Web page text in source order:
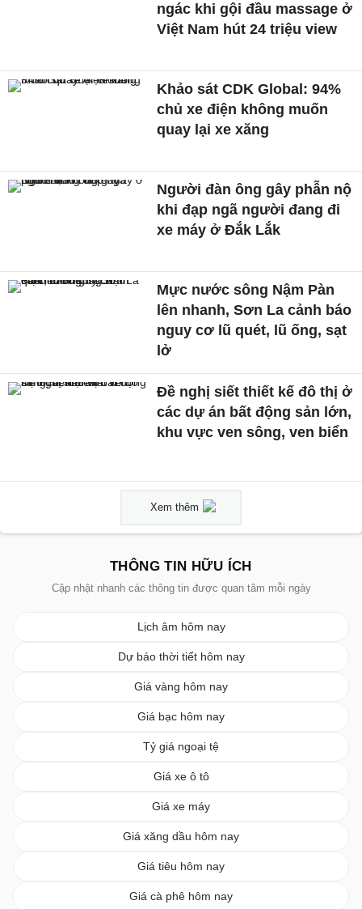
ngác khi gội đầu massage ở
Việt Nam hút 24 triệu view
Khảo sát CDK Global: 94%
chủ xe điện không muốn
quay lại xe xăng
Người đàn ông gây phẫn nộ
khi đạp ngã người đang đi
xe máy ở Đắk Lắk
Mực nước sông Nậm Pàn
lên nhanh, Sơn La cảnh báo
nguy cơ lũ quét, lũ ống, sạt
lở
Đề nghị siết thiết kế đô thị ở
các dự án bất động sản lớn,
khu vực ven sông, ven biển
Xem thêm
THÔNG TIN HỮU ÍCH
Cập nhật nhanh các thông tin được quan tâm mỗi ngày
Lịch âm hôm nay
Dự báo thời tiết hôm nay
Giá vàng hôm nay
Giá bạc hôm nay
Tỷ giá ngoại tệ
Giá xe ô tô
Giá xe máy
Giá xăng dầu hôm nay
Giá tiêu hôm nay
Giá cà phê hôm nay